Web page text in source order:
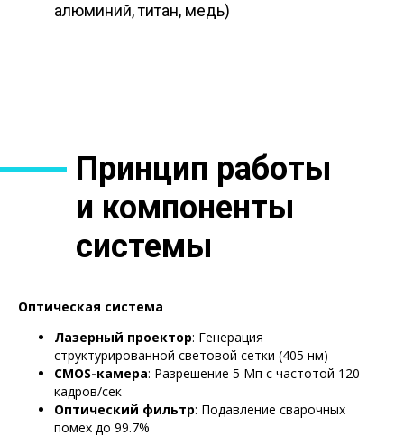
алюминий, титан, медь)
Принцип работы
и компоненты
системы
Оптическая система
Лазерный проектор: Генерация
структурированной световой сетки (405 нм)
CMOS-камера: Разрешение 5 Мп с частотой 120
кадров/сек
Оптический фильтр: Подавление сварочных
помех до 99.7%